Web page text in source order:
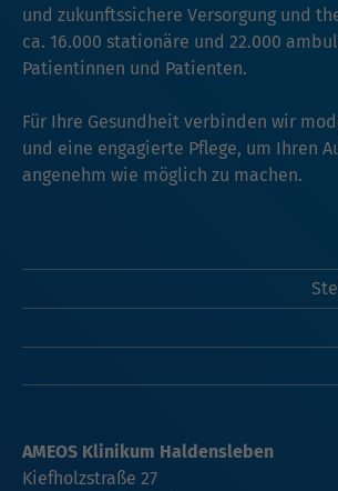
und zukunftssichere Versorgung und
ca. 16.000 stationäre und 22.000
Patientinnen und Patienten.
Für Ihre Gesundheit verbinden wir
und eine engagierte Pflege, um Ihren
angenehm wie möglich zu machen.
AMEOS Klinikum Haldensleben
Kiefholzstraße 27